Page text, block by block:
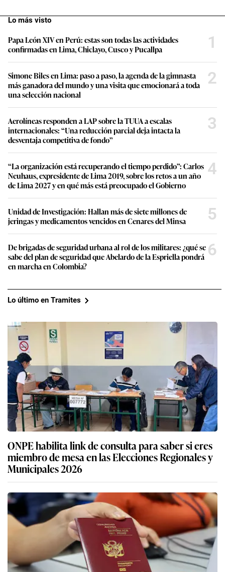
Lo más visto
Papa León XIV en Perú: estas son todas las actividades
confirmadas en Lima, Chiclayo, Cusco y Pucallpa
1
Simone Biles en Lima: paso a paso, la agenda de la gimnasta
más ganadora del mundo y una visita que emocionará a toda
una selección nacional
2
Aerolíneas responden a LAP sobre la TUUA a escalas
internacionales: “Una reducción parcial deja intacta la
desventaja competitiva de fondo”
3
“La organización está recuperando el tiempo perdido”: Carlos
Neuhaus, expresidente de Lima 2019, sobre los retos a un año
de Lima 2027 y en qué más está preocupado el Gobierno
4
Unidad de Investigación: Hallan más de siete millones de
jeringas y medicamentos vencidos en Cenares del Minsa
5
De brigadas de seguridad urbana al rol de los militares: ¿qué se
sabe del plan de seguridad que Abelardo de la Espriella pondrá
en marcha en Colombia?
6
Lo último en Tramites
ONPE habilita link de consulta para saber si eres
miembro de mesa en las Elecciones Regionales y
Municipales 2026